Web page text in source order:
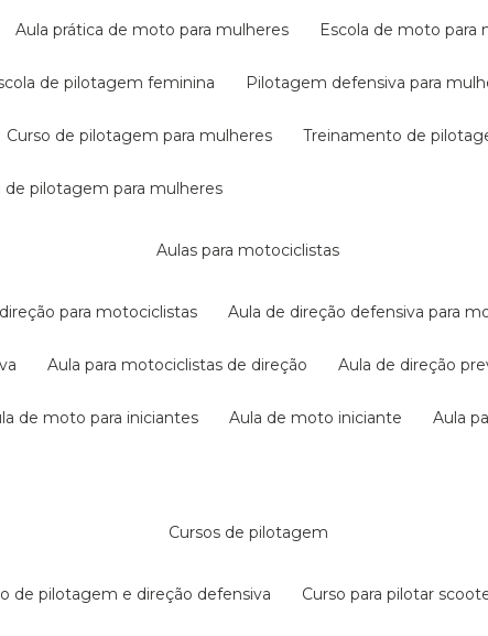
aula prática de moto para mulheres escola de moto
de pilotagem feminina pilotagem defensiva para
curso de pilotagem para mulheres treinamento de
de pilotagem para mulheres
aulas para motociclistas
direção para motociclistas aula de direção defensiva para
aula para motociclistas de direção aula de direção
de moto para iniciantes aula de moto iniciante aula
cursos de pilotagem
de pilotagem e direção defensiva curso para pilotar